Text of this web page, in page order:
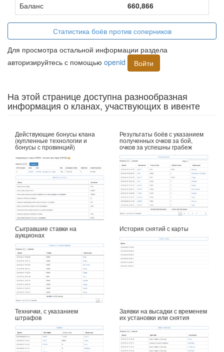
Баланс
660,866
Статистика боёв против соперников
Для просмотра остальной информации раздела
авторизируйтесь с помощью openid Войти
На этой странице доступна разнообразная
информация о кланах, участвующих в ивенте
Действующие бонусы клана
(купленные технологии и
бонусы с провинций)
Результаты боёв с указанием
полученных очков за бой,
очков за успешны грабеж
Сыгравшие ставки на
аукционах
История снятий с карты
Технички, с указанием
штрафов
Заявки на высадки с временем
их установки или снятия